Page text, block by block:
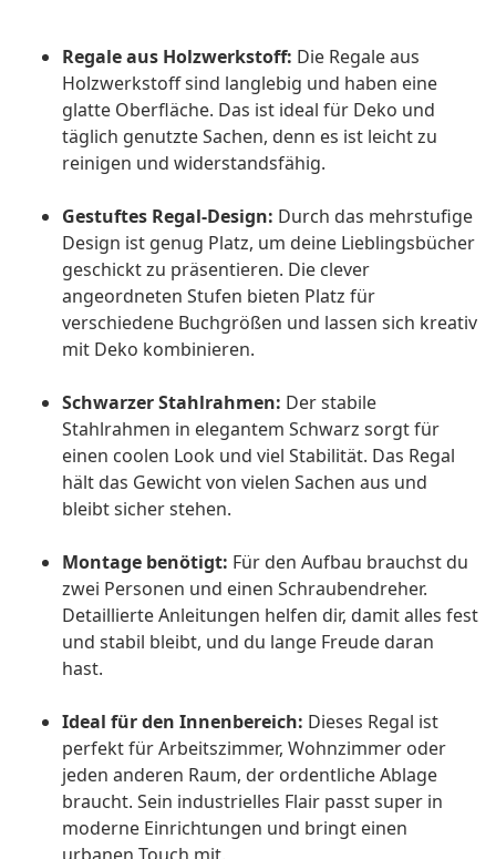
Regale aus Holzwerkstoff: Die Regale aus
Holzwerkstoff sind langlebig und haben eine
glatte Oberfläche. Das ist ideal für Deko und
täglich genutzte Sachen, denn es ist leicht zu
reinigen und widerstandsfähig.
Gestuftes Regal-Design: Durch das mehrstufige
Design ist genug Platz, um deine Lieblingsbücher
geschickt zu präsentieren. Die clever
angeordneten Stufen bieten Platz für
verschiedene Buchgrößen und lassen sich kreativ
mit Deko kombinieren.
Schwarzer Stahlrahmen: Der stabile
Stahlrahmen in elegantem Schwarz sorgt für
einen coolen Look und viel Stabilität. Das Regal
hält das Gewicht von vielen Sachen aus und
bleibt sicher stehen.
Montage benötigt: Für den Aufbau brauchst du
zwei Personen und einen Schraubendreher.
Detaillierte Anleitungen helfen dir, damit alles fest
und stabil bleibt, und du lange Freude daran
hast.
Ideal für den Innenbereich: Dieses Regal ist
perfekt für Arbeitszimmer, Wohnzimmer oder
jeden anderen Raum, der ordentliche Ablage
braucht. Sein industrielles Flair passt super in
moderne Einrichtungen und bringt einen